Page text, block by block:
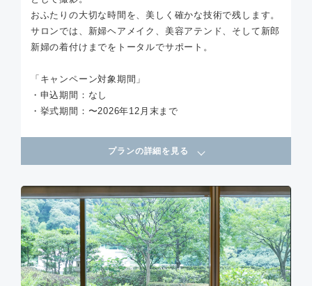
おふたりの大切な時間を、美しく確かな技術で残します。
サロンでは、新婦ヘアメイク、美容アテンド、そして新郎
新婦の着付けまでをトータルでサポート。
「キャンペーン対象期間」
・申込期間：なし
・挙式期間：〜2026年12月末まで
プランの詳細を見る